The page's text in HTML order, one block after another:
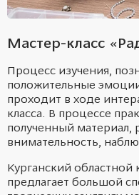
Мастер-класс
Процесс изучения,
положительные
проходит в ходе
класса. В процессе
полученный материал,
внимательность,
Курганский областной
предлагает большой